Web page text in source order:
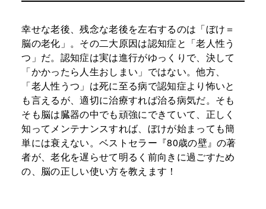
幸せな老後、残念な老後を左右するのは「ぼけ＝
脳の老化」。その二大原因は認知症と「老人性う
つ」だ。認知症は実は進行がゆっくりで、決して
「かかったら人生おしまい」ではない。他方、
「老人性うつ」は死に至る病で認知症より怖いと
も言えるが、適切に治療すれば治る病気だ。そも
そも脳は臓器の中でも頑強にできていて、正しく
知ってメンテナンスすれば、ぼけが始まっても簡
単には衰えない。ベストセラー『80歳の壁』の著
者が、老化を遅らせて明るく前向きに過ごすため
の、脳の正しい使い方を教えます！